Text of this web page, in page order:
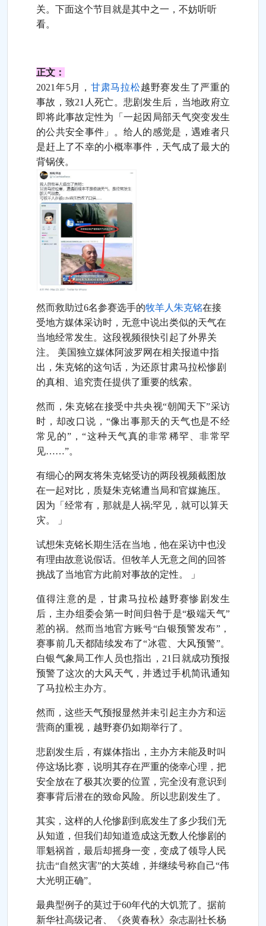
关。下面这个节目就是其中之一，不妨听听
看。
正文：
2021年5月， 甘肃马拉松越野赛发生了严重的
事故，致21人死亡。悲剧发生后，当地政府立
即将此事故定性为「一起因局部天气突变发生
的公共安全事件」。给人的感觉是，遇难者只
是赶上了不幸的小概率事件，天气成了最大的
背锅侠。
然而救助过6名参赛选手的牧羊人 朱克铭在接
受地方媒体采访时，无意中说出类似的天气在
当地经常发生。这段视频很快引起了外界关
注。 美国独立媒体阿波罗网在相关报道中指
出，朱克铭的这句话，为还原甘肃马拉松惨剧
的真相、追究责任提供了重要的线索。
然而，朱克铭在接受中共央视“朝闻天下”采访
时，却改口说，“像出事那天的天气也是不经
常见的”，“这种天气真的非常稀罕、非常罕
见……”。
有细心的网友将朱克铭受访的两段视频截图放
在一起对比，质疑朱克铭遭当局和官媒施压。
因为「经常有，那就是人祸;罕见，就可以算天
灾。 」
试想朱克铭长期生活在当地，他在采访中也没
有理由故意说假话。但牧羊人无意之间的回答
挑战了当地官方此前对事故的定性。 」
值得注意的是，甘肃马拉松越野赛惨剧发生
后，主办组委会第一时间归咎于是“极端天气”
惹的祸。然而当地官方账号“白银预警发布”，
赛事前几天都陆续发布了“冰雹、大风预警”。
白银气象局工作人员也指出，21日就成功预报
预警了这次的大风天气，并透过手机简讯通知
了马拉松主办方。
然而，这些天气预报显然并未引起主办方和运
营商的重视，越野赛仍如期举行了。
悲剧发生后，有媒体指出，主办方未能及时叫
停这场比赛，说明其存在严重的侥幸心理，把
安全放在了极其次要的位置，完全没有意识到
赛事背后潜在的致命风险。所以悲剧发生了。
其实，这样的人伦惨剧到底发生了多少我们无
从知道，但我们却知道造成这无数人伦惨剧的
罪魁祸首，最后却摇身一变，变成了领导人民
抗击“自然灾害”的大英雄，并继续号称自己“伟
大光明正确”。
最典型例子的莫过于60年代的大饥荒了。据前
新华社高级记者、《炎黄春秋》杂志副社长杨